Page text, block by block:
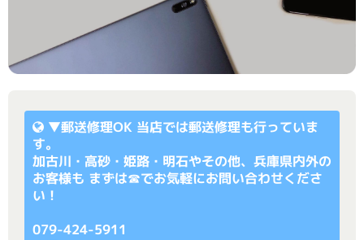
▼郵送修理OK 当店では郵送修理も行っていま
す。
加古川・高砂・姫路・明石やその他、兵庫県内外の
お客様も まずは☎でお気軽にお問い合わせくださ
い！
079-424-5911